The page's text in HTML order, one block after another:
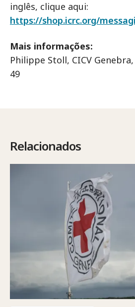
inglês, clique aqui:
https://shop.icrc.org/
Mais informações:
Philippe Stoll, CICV
49
Relacionados